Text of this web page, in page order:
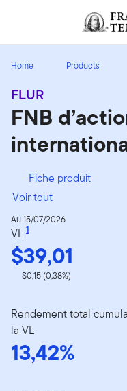
Header menu toggle
Ouverture de session
Home Products
FLUR
FNB
Fiche produit
Voir tout
Au 15/07/2026
VL 1
$39,01
$0,15 (0,38%)
Rendement total
la VL
13,42%